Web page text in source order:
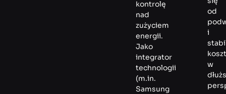
kontrolę
nad
zużyciem
energii.
Jako
integrator
technologii
(m.in.
Samsung
od
i
w